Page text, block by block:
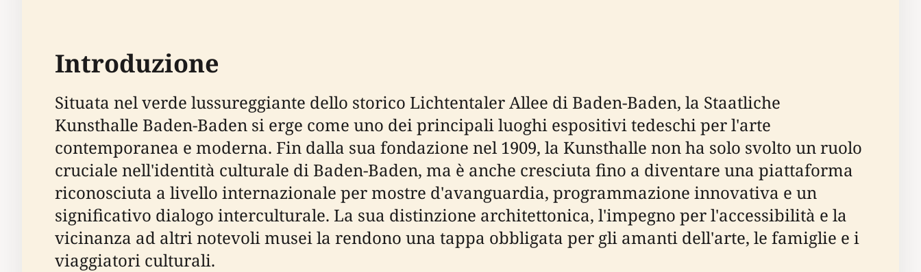
Introduzione
Situata nel verde lussureggiante dello storico Lichtentaler Allee di Baden-Baden, la Staatliche
Kunsthalle Baden-Baden si erge come uno dei principali luoghi espositivi tedeschi per l'arte
contemporanea e moderna. Fin dalla sua fondazione nel 1909, la Kunsthalle non ha solo svolto un ruolo
cruciale nell'identità culturale di Baden-Baden, ma è anche cresciuta fino a diventare una piattaforma
riconosciuta a livello internazionale per mostre d'avanguardia, programmazione innovativa e un
significativo dialogo interculturale. La sua distinzione architettonica, l'impegno per l'accessibilità e la
vicinanza ad altri notevoli musei la rendono una tappa obbligata per gli amanti dell'arte, le famiglie e i
viaggiatori culturali.